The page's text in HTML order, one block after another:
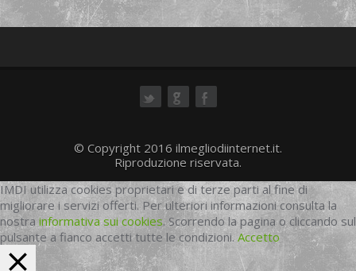
© Copyright 2016 ilmegliodiinternet.it.
Riproduzione riservata.
IMDI utilizza cookies proprietari e di terze parti al fine di
migliorare i servizi offerti. Per ulteriori informazioni consulta la
nostrainformativa sui cookies. Scorrendo la pagina o cliccando sul
pulsante a fianco accetti tutte le condizioni. Accetto